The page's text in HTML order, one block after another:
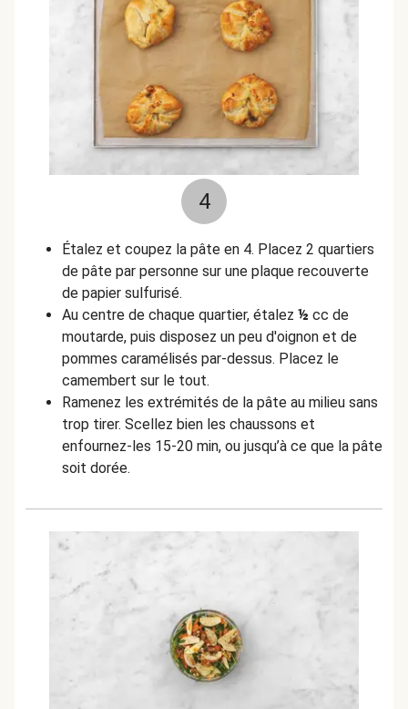
4
Étalez et coupez la pâte en 4. Placez 2 quartiers
de pâte par personne sur une plaque recouverte
de papier sulfurisé.
Au centre de chaque quartier, étalez ½ cc de
moutarde, puis disposez un peu d'oignon et de
pommes caramélisés par-dessus. Placez le
camembert sur le tout.
Ramenez les extrémités de la pâte au milieu sans
trop tirer. Scellez bien les chaussons et
enfournez-les 15-20 min, ou jusqu’à ce que la pâte
soit dorée.